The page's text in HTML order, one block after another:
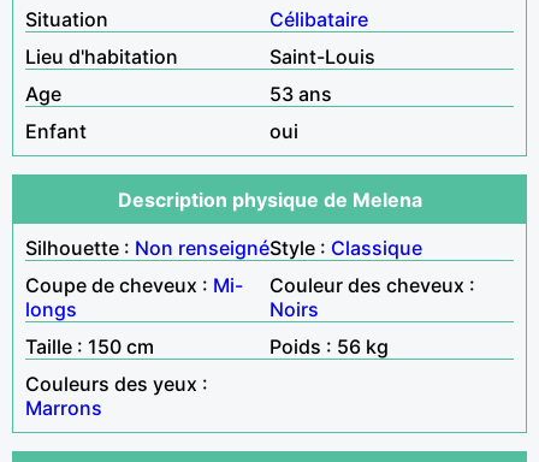
Situation
Célibataire
Lieu d'habitation
Saint-Louis
Age
53 ans
Enfant
oui
Description physique de Melena
Silhouette : Non renseignéStyle : Classique
Coupe de cheveux : Mi-
longs
Couleur des cheveux :
Noirs
Taille : 150 cm
Poids : 56 kg
Couleurs des yeux :
Marrons